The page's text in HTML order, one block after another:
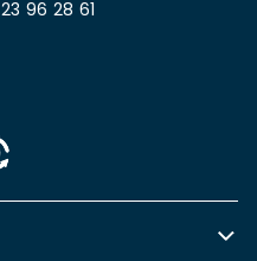
23 96 28 61